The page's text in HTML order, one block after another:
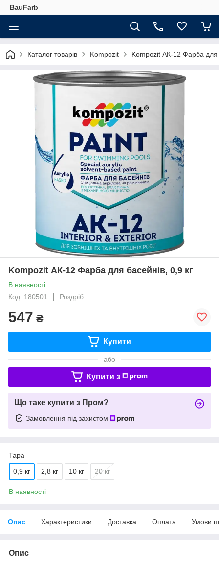
BauFarb
Каталог товарів Kompozit Kompozit АК-12 Фарба для
Kompozit АК-12 Фарба для басейнів, 0,9 кг
В наявності
Код: 180501
Роздріб
547 ₴
Купити
або
Купити з
Що таке купити з Пром?
Замовлення під захистом
Тара
0,9 кг 2,8 кг 10 кг 20 кг
В наявності
Опис Характеристики Доставка Оплата Умови
Опис